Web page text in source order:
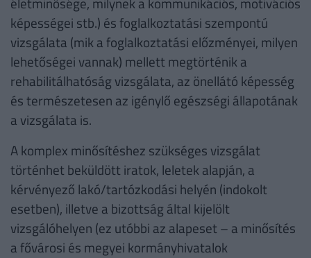
képességei stb.) és foglalkoztatási szempontú
vizsgálata (mik a foglalkoztatási előzményei, milyen
lehetőségei vannak) mellett megtörténik a
rehabilitálhatóság vizsgálata, az önellátó képesség
és természetesen az igénylő egészségi állapotának
a vizsgálata is.
A komplex minősítéshez szükséges vizsgálat
történhet beküldött iratok, leletek alapján, a
kérvényező lakó/tartózkodási helyén (indokolt
esetben), illetve a bizottság által kijelölt
vizsgálóhelyen (ez utóbbi az alapeset – a minősítés
a fővárosi és megyei kormányhivatalok